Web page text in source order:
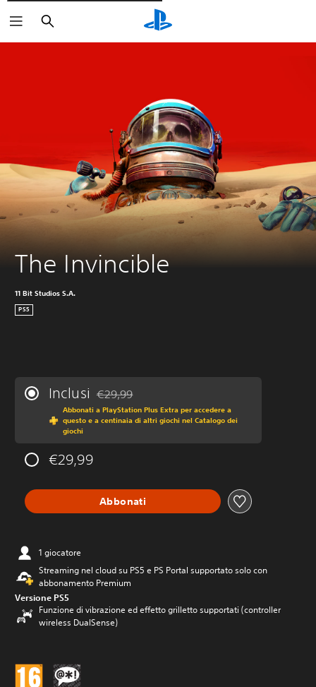
Cerca
The Invincible
11 Bit Studios S.A.
PS5
Inclusi Scontato dal prezzo originale di €29,99
€29,99
Abbonati a PlayStation Plus Extra per accedere a
questo e a centinaia di altri giochi nel Catalogo dei
giochi
€29,99
Abbonati
1 giocatore
Streaming nel cloud su PS5 e PS Portal supportato solo con
abbonamento Premium
Versione PS5
Funzione di vibrazione ed effetto grilletto supportati (controller
wireless DualSense)